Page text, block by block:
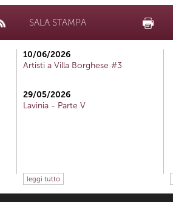
SALA STAMPA
10/06/2026
Artisti a Villa Borghese #3
29/05/2026
Lavinia - Parte V
leggi tutto